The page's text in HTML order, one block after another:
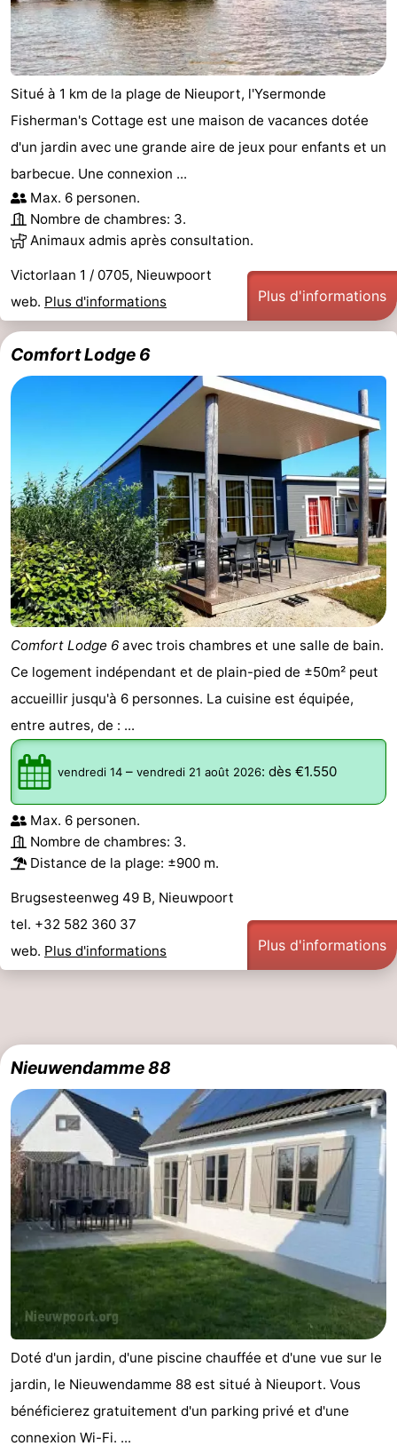
-
Stationnement
-
Tram
du
littoral
Adresses
Médicales
Région
Flandre-
Occidentale
-
Bruges
-
Ypres
La
Zwin
Heist
Zeebrugge
-
Blankenberge
-
Wenduine
-
Le
Coq
-
Bredene
-
Ostende
Middelkerke
-
Westende
Oostduinkerke
-
Koksijde
-
La
Panne
-
Nature
Westhoek
Météo
Contact
Situé à 1 km de la plage de Nieuport, l'Ysermonde
Fisherman's Cottage est une maison de vacances dotée
d'un jardin avec une grande aire de jeux pour enfants et un
barbecue. Une connexion ...
Max. 6 personen.
Nombre de chambres: 3.
Animaux admis après consultation.
Victorlaan 1 / 0705, Nieuwpoort
web. Plus d'informations Plus d'informations
Comfort Lodge 6
Comfort Lodge 6 avec trois chambres et une salle de bain.
Ce logement indépendant et de plain-pied de ±50m² peut
accueillir jusqu'à 6 personnes. La cuisine est équipée,
entre autres, de : ...
vendredi 14 – vendredi 21 août 2026: dès €1.550
Max. 6 personen.
Nombre de chambres: 3.
Distance de la plage: ±900 m.
Brugsesteenweg 49 B, Nieuwpoort
tel. +32 582 360 37
web. Plus d'informations Plus d'informations
Nieuwendamme 88
Doté d'un jardin, d'une piscine chauffée et d'une vue sur le
jardin, le Nieuwendamme 88 est situé à Nieuport. Vous
bénéficierez gratuitement d'un parking privé et d'une
connexion Wi-Fi. ...